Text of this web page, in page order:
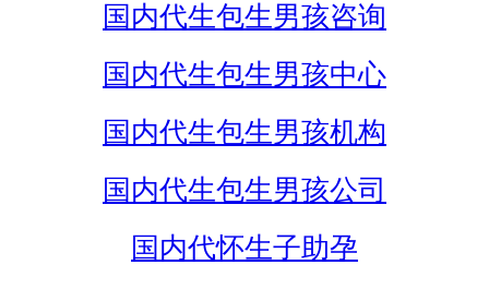
国内代生包生男孩咨询
国内代生包生男孩中心
国内代生包生男孩机构
国内代生包生男孩公司
国内代怀生子助孕